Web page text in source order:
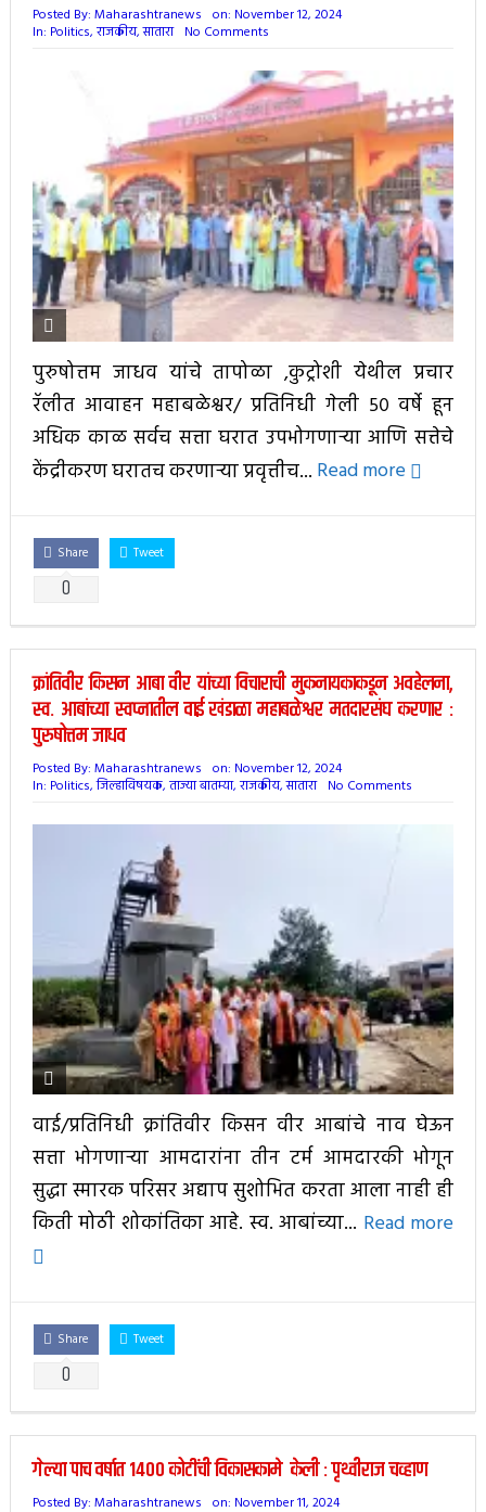
Posted By: Maharashtranews on: November 12, 2024
In: Politics, राजकीय,सातारा No Comments
पुरुषोत्तम जाधव यांचे तापोळा ,कुट्रोशी येथील प्रचार
रॅलीत आवाहन महाबळेश्वर/ प्रतिनिधी गेली ५० वर्षे हून
अधिक काळ सर्वच सत्ता घरात उपभोगणाऱ्या आणि सत्तेचे
केंद्रीकरण घरातच करणाऱ्या प्रवृत्तीच... Read more
Share
0
Tweet
क्रांतिवीर किसन आबा वीर यांच्या विचाराची मुकनायकाकडून अवहेलना,
स्व. आबांच्या स्वप्नातील वाई खंडाळा महाबळेश्वर मतदारसंघ करणार :
पुरुषोत्तम जाधव
Posted By: Maharashtranews on: November 12, 2024
In: Politics,जिल्हाविषयक, ताज्या बातम्या, राजकीय,सातारा No Comments
वाई/प्रतिनिधी क्रांतिवीर किसन वीर आबांचे नाव घेऊन
सत्ता भोगणाऱ्या आमदारांना तीन टर्म आमदारकी भोगून
सुद्धा स्मारक परिसर अद्याप सुशोभित करता आला नाही ही
किती मोठी शोकांतिका आहे. स्व. आबांच्या... Read more
Share
0
Tweet
गेल्या पाच वर्षात 1400 कोटींची विकासकामे केली : पृथ्वीराज चव्हाण
Posted By: Maharashtranews on: November 11, 2024